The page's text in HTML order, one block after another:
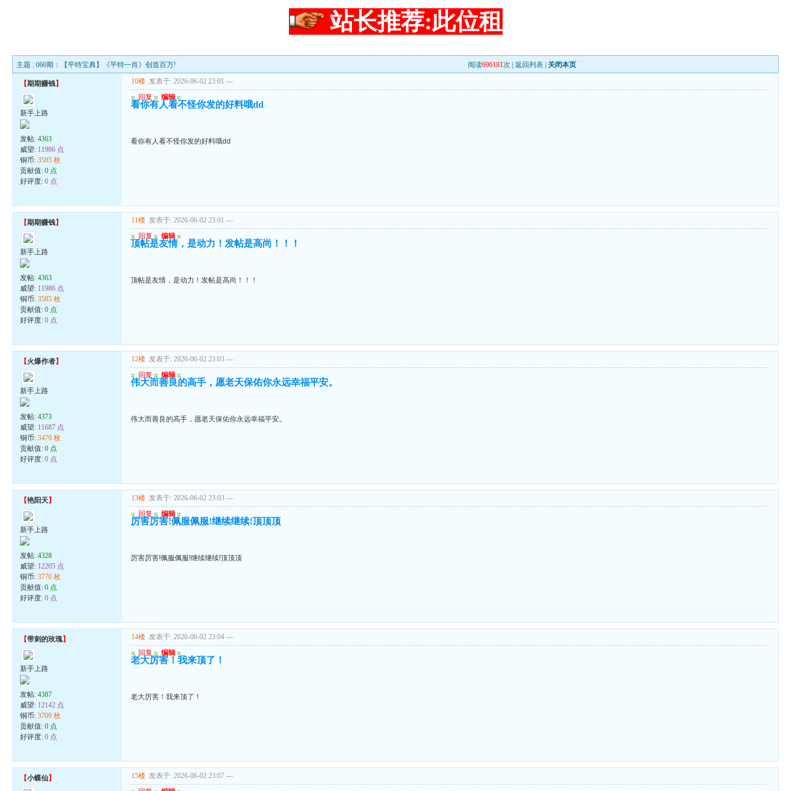
站长推荐:此位租
主题 : 060期：【平特宝典】《平特一肖》创造百万! 阅读696181次 |返回列表 关闭本页
【期期赚钱】
新手上路
发帖:4363
威望: 11986 点
铜币:3585 枚
贡献值:0 点
好评度:0 点
10楼 发表于: 2026-06-02 23:01 ---
u 回复 u 编辑 u
看你有人看不怪你发的好料哦dd
看你有人看不怪你发的好料哦dd
【期期赚钱】
新手上路
发帖:4363
威望: 11986 点
铜币:3585 枚
贡献值:0 点
好评度:0 点
11楼 发表于: 2026-06-02 23:01 ---
u 回复 u 编辑 u
顶帖是友情，是动力！发帖是高尚！！！
顶帖是友情，是动力！发帖是高尚！！！
【火爆作者】
新手上路
发帖:4373
威望: 11687 点
铜币:3470 枚
贡献值:0 点
好评度:0 点
12楼 发表于: 2026-06-02 23:03 ---
u 回复 u 编辑 u
伟大而善良的高手，愿老天保佑你永远幸福平安。
伟大而善良的高手，愿老天保佑你永远幸福平安。
【艳阳天】
新手上路
发帖:4328
威望: 12205 点
铜币:3770 枚
贡献值:0 点
好评度:0 点
13楼 发表于: 2026-06-02 23:03 ---
u 回复 u 编辑 u
厉害厉害!佩服佩服!继续继续!顶顶顶
厉害厉害!佩服佩服!继续继续!顶顶顶
【带刺的玫瑰】
新手上路
发帖:4387
威望: 12142 点
铜币:3709 枚
贡献值:0 点
好评度:0 点
14楼 发表于: 2026-06-02 23:04 ---
u 回复 u 编辑 u
老大厉害！我来顶了！
老大厉害！我来顶了！
【小蝶仙】 15楼 发表于: 2026-06-02 23:07 ---